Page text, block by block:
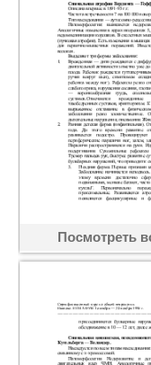
Посмотреть